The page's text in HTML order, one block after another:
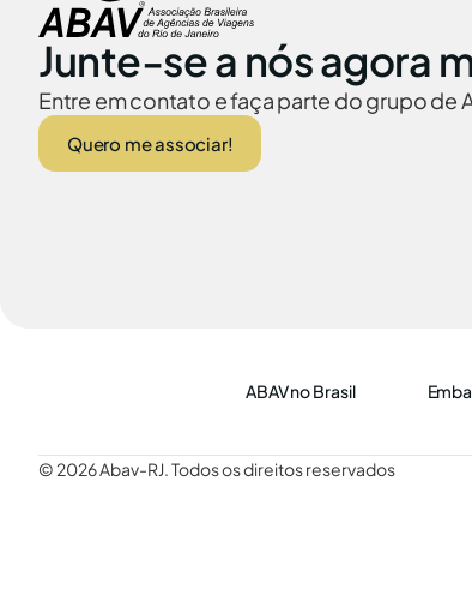
Junte-se a nós agora
Entre em contato e faça parte do grupo de
Quero me associar!
ABAV no Brasil
© 2026 Abav-RJ. Todos os direitos reservados